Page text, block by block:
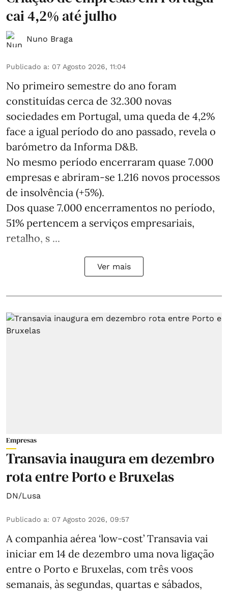
cai 4,2% até julho
Nuno Braga
Publicado a: 07 Agosto 2026, 11:04
No primeiro semestre do ano foram
constituídas cerca de 32.300 novas
sociedades em Portugal, uma queda de 4,2%
face a igual período do ano passado, revela o
barómetro da Informa D&B.
No mesmo período encerraram quase 7.000
empresas e abriram‑se 1.216 novos processos
de insolvência (+5%).
Dos quase 7.000 encerramentos no período,
51% pertencem a serviços empresariais,
retalho, s ...
Ver mais
Empresas
Transavia inaugura em dezembro
rota entre Porto e Bruxelas
DN/Lusa
Publicado a: 07 Agosto 2026, 09:57
A companhia aérea ‘low-cost’ Transavia vai
iniciar em 14 de dezembro uma nova ligação
entre o Porto e Bruxelas, com três voos
semanais, às segundas, quartas e sábados,